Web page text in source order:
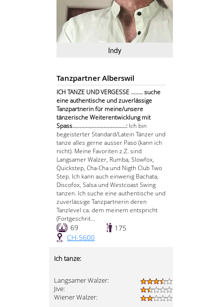
Indy
Tanzpartner Alberswil
ICH TANZE UND VERGESSE ........ suche
eine authentische und zuverlässige
Tanzpartnerin für meine/unsere
tänzerische Weiterentwicklung mit
Spass....................................: Ich bin
begeisterter Standard/Latein Tänzer und
tanze alles gerne ausser Paso (kann ich
nicht). Meine Favoriten z.Z. sind
Langsamer Walzer, Rumba, Slowfox,
Quickstep, Cha-Cha und Nigth Club Two
Step. Ich kann auch einwenig Bachata,
Discofox, Salsa und Westcoast Swing
tanzen. Ich suche eine authentische und
zuverlässige Tanzpartnerin deren
Tanzlevel ca. dem meinem entspricht
(Fortgeschrit...
69
175
CH-5600
Ich tanze:
Langsamer Walzer:
Jive:
Wiener Walzer: